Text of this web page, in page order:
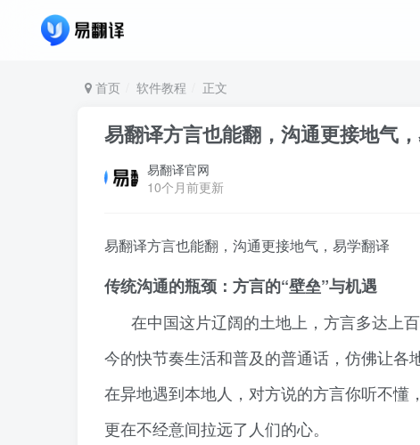
首页 软件教程 正文
易翻译方言也能翻，沟通更接地气
易翻译官网
10个月前更新
易翻译方言也能翻，沟通更接地气，易学翻译
传统沟通的瓶颈：方言的“壁垒”与机遇
在中国这片辽阔的土地上，方言多达上
今的快节奏生活和普及的普通话，仿佛让各
在异地遇到本地人，对方说的方言你听不懂
更在不经意间拉远了人们的心。